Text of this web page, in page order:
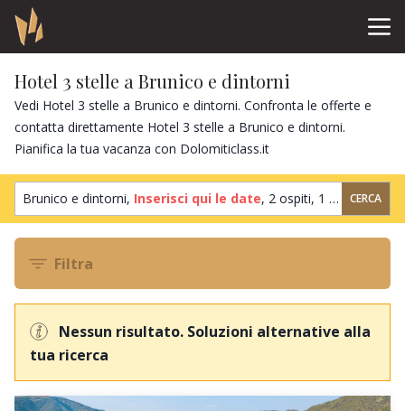
Hotel 3 stelle a Brunico e dintorni
Vedi Hotel 3 stelle a Brunico e dintorni. Confronta le offerte e
contatta direttamente Hotel 3 stelle a Brunico e dintorni.
Pianifica la tua vacanza con Dolomiticlass.it
Brunico e dintorni, Inserisci qui le date, 2 ospiti, 1 camera CERCA
Filtra
Nessun risultato. Soluzioni alternative alla
tua ricerca